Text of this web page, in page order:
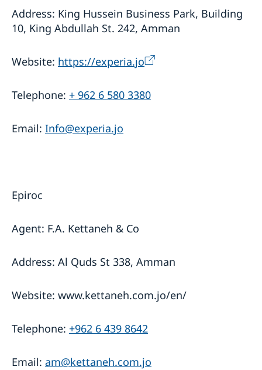
Address: King Hussein Business Park, Building
10, King Abdullah St. 242, Amman
Website: https://experia.jo
Telephone: + 962 6 580 3380
Email: Info@experia.jo
Epiroc
Agent: F.A. Kettaneh & Co
Address: Al Quds St 338, Amman
Website: www.kettaneh.com.jo/en/
Telephone: +962 6 439 8642
Email: am@kettaneh.com.jo